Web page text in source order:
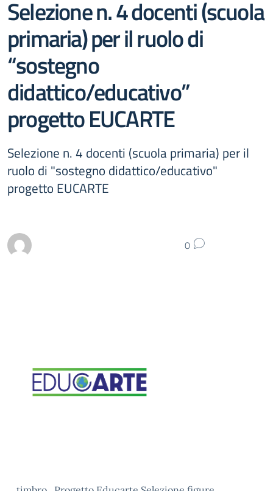
Selezione n. 4 docenti (scuola
primaria) per il ruolo di
“sostegno
didattico/educativo”
progetto EUCARTE
Selezione n. 4 docenti (scuola primaria) per il
ruolo di "sostegno didattico/educativo"
progetto EUCARTE
0